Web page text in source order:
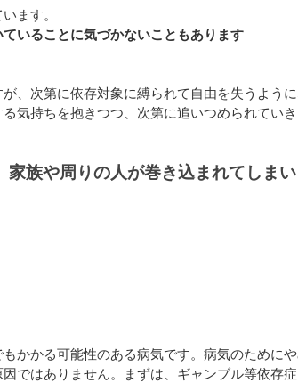
ます。
いることに気づかないこともあります
、次第に依存対象に縛られて自由を失うよう
気持ちを抱きつつ、次第に追いつめられてい
族や周りの人が巻き込まれてしま
かかる可能性のある病気です。病気のために
ではありません。まずは、ギャンブル等依存